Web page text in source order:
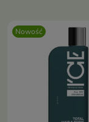
Nowość